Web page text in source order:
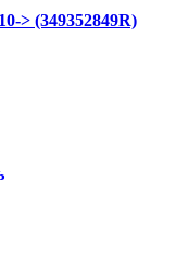
> (349352849R)